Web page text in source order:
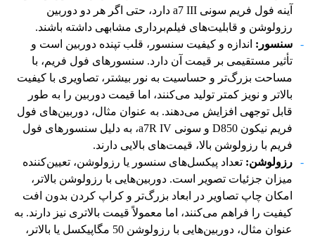
آینه فول فریم سونی a7 III دارد، حتی اگر هر دو دوربین
رزولوشن و قابلیت‌های فیلم‌برداری مشابهی داشته باشند.
سنسور: اندازه و کیفیت سنسور، قلب تپنده دوربین است و
تأثیر مستقیمی بر قیمت آن دارد. سنسورهای فول فریم، با
مساحت بزرگ‌تر و حساسیت به نور بیشتر، تصاویری با کیفیت
بالاتر و نویز کمتر تولید می‌کنند، اما قیمت دوربین را به طور
قابل توجهی افزایش می‌دهند. به عنوان مثال، دوربین‌های فول
فریم نیکون D850 و سونی a7R IV، به دلیل سنسورهای فول
فریم با رزولوشن بالا، قیمت‌های بالایی دارند.
رزولوشن: تعداد پیکسل‌های سنسور یا رزولوشن، تعیین‌کننده
میزان جزئیات تصویر است. دوربین‌هایی با رزولوشن بالاتر،
امکان چاپ تصاویر در ابعاد بزرگ‌تر و کراپ کردن بدون افت
کیفیت را فراهم می‌کنند، اما معمولاً قیمت بالاتری نیز دارند. به
عنوان مثال، دوربین‌هایی با رزولوشن 50 مگاپیکسل یا بالاتر،